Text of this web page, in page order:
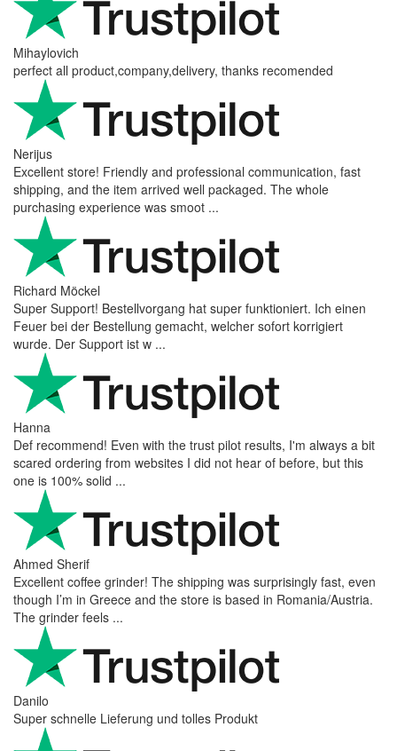
Mihaylovich
perfect all product,company,delivery, thanks recomended
Nerijus
Excellent store! Friendly and professional communication, fast
shipping, and the item arrived well packaged. The whole
purchasing experience was smoot ...
Richard Möckel
Super Support! Bestellvorgang hat super funktioniert. Ich einen
Feuer bei der Bestellung gemacht, welcher sofort korrigiert
wurde. Der Support ist w ...
Hanna
Def recommend! Even with the trust pilot results, I'm always a bit
scared ordering from websites I did not hear of before, but this
one is 100% solid ...
Ahmed Sherif
Excellent coffee grinder! The shipping was surprisingly fast, even
though I’m in Greece and the store is based in Romania/Austria.
The grinder feels ...
Danilo
Super schnelle Lieferung und tolles Produkt